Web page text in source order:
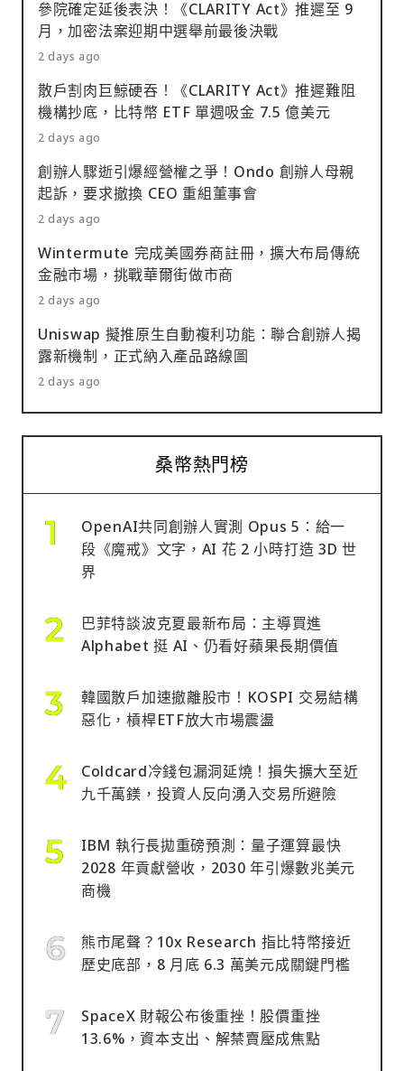
參院確定延後表決！《CLARITY Act》推遲至 9
月，加密法案迎期中選舉前最後決戰
2 days ago
散戶割肉巨鯨硬吞！《CLARITY Act》推遲難阻
機構抄底，比特幣 ETF 單週吸金 7.5 億美元
2 days ago
創辦人驟逝引爆經營權之爭！Ondo 創辦人母親
起訴，要求撤換 CEO 重組董事會
2 days ago
Wintermute 完成美國券商註冊，擴大布局傳統
金融市場，挑戰華爾街做市商
2 days ago
Uniswap 擬推原生自動複利功能：聯合創辦人揭
露新機制，正式納入產品路線圖
2 days ago
桑幣熱門榜
OpenAI共同創辦人實測 Opus 5：給一
段《魔戒》文字，AI 花 2 小時打造 3D 世
界
巴菲特談波克夏最新布局：主導買進
Alphabet 挺 AI、仍看好蘋果長期價值
韓國散戶加速撤離股市！KOSPI 交易結構
惡化，槓桿ETF放大市場震盪
Coldcard冷錢包漏洞延燒！損失擴大至近
九千萬鎂，投資人反向湧入交易所避險
IBM 執行長拋重磅預測：量子運算最快
2028 年貢獻營收，2030 年引爆數兆美元
商機
熊市尾聲？10x Research 指比特幣接近
歷史底部，8 月底 6.3 萬美元成關鍵門檻
SpaceX 財報公布後重挫！股價重挫
13.6%，資本支出、解禁賣壓成焦點